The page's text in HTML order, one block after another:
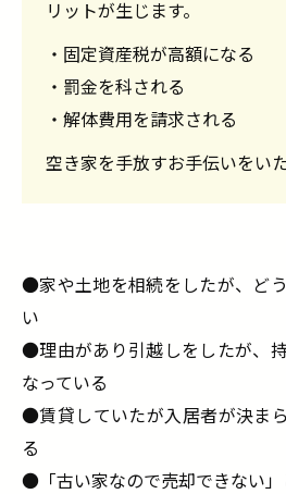
リットが生じます。
・固定資産税が高額になる
・罰金を科される
・解体費用を請求される
空き家を手放すお手伝いをいた
●家や土地を相続をしたが、ど
い
●理由があり引越しをしたが、
なっている
●賃貸していたが⼊居者が決ま
る
●「古い家なので売却できない」